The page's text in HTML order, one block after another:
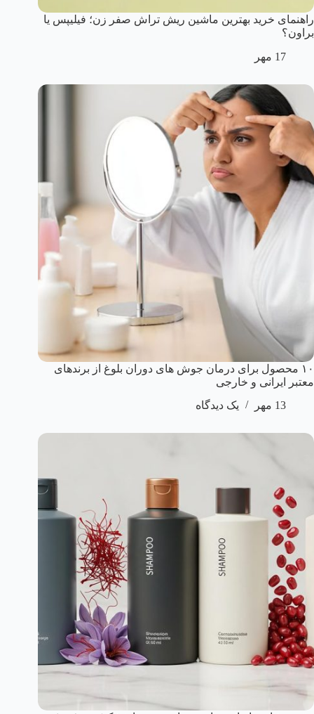
راهنمای خرید بهترین ماشین ریش تراش صفر زن؛ فیلیپس یا
براون؟
17 مهر
۱۰ محصول برای درمان جوش های دوران بلوغ از برندهای
معتبر ایرانی و خارجی
13 مهر
یک دیدگاه